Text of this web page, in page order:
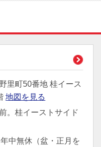
里町50番地 桂イース
地図を見る
。桂イーストサイド
中無休（盆・正月を